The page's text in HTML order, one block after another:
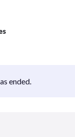
ended.